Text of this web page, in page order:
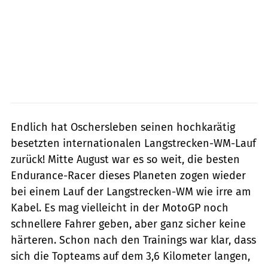
Endlich hat Oschersleben seinen hochkarätig
besetzten internationalen Langstrecken-WM-Lauf
zurück! Mitte August war es so weit, die besten
Endurance-Racer dieses Planeten zogen wieder
bei einem Lauf der Langstrecken-WM wie irre am
Kabel. Es mag vielleicht in der MotoGP noch
schnellere Fahrer geben, aber ganz sicher keine
härteren. Schon nach den Trainings war klar, dass
sich die Topteams auf dem 3,6 Kilometer langen,